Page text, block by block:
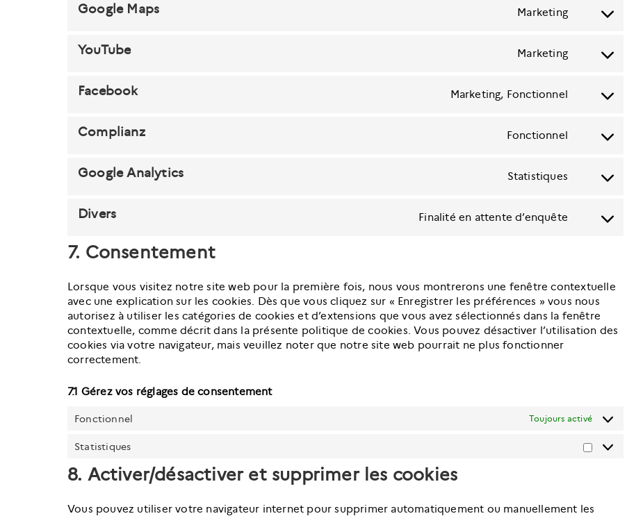
wordpress-
Google Maps Marketing
Consent
google-
YouTube Marketing
Consent
youtube
Facebook Marketing, Fonctionnel
Consent
facebook
Complianz Fonctionnel
Consent
complianz
Google Analytics Statistiques
Consent
google-
Divers Finalité en attente d’enquête
Consent
7. Consentement
Lorsque vous visitez notre site web pour la première fois, nous vous montrerons une fenêtre contextuelle
avec une explication sur les cookies. Dès que vous cliquez sur « Enregistrer les préférences » vous nous
autorisez à utiliser les catégories de cookies et d’extensions que vous avez sélectionnés dans la fenêtre
contextuelle, comme décrit dans la présente politique de cookies. Vous pouvez désactiver l’utilisation des
cookies via votre navigateur, mais veuillez noter que notre site web pourrait ne plus fonctionner
correctement.
7.1 Gérez vos réglages de consentement
Fonctionnel Toujours activé
Statistiques Statistiques
8. Activer/désactiver et supprimer les cookies
Vous pouvez utiliser votre navigateur internet pour supprimer automatiquement ou manuellement les